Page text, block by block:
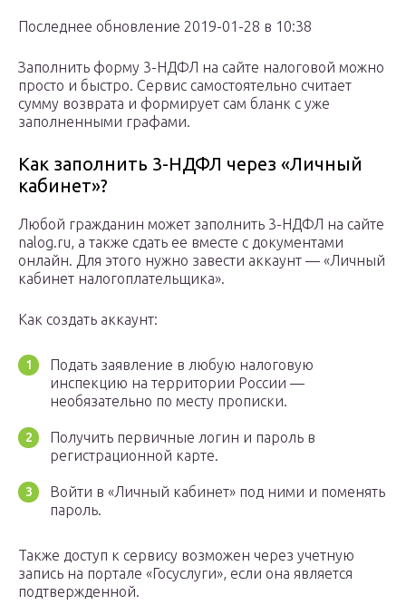
Последнее обновление 2019-01-28 в 10:38
Заполнить форму 3-НДФЛ на сайте налоговой можно
просто и быстро. Сервис самостоятельно считает
сумму возврата и формирует сам бланк с уже
заполненными графами.
Как заполнить 3-НДФЛ через «Личный
кабинет»?
Любой гражданин может заполнить 3-НДФЛ на сайте
nalog.ru, а также сдать ее вместе с документами
онлайн. Для этого нужно завести аккаунт — «Личный
кабинет налогоплательщика».
Как создать аккаунт:
Подать заявление в любую налоговую
инспекцию на территории России —
необязательно по месту прописки.
Получить первичные логин и пароль в
регистрационной карте.
Войти в «Личный кабинет» под ними и поменять
пароль.
Также доступ к сервису возможен через учетную
запись на портале «Госуслуги», если она является
подтвержденной.